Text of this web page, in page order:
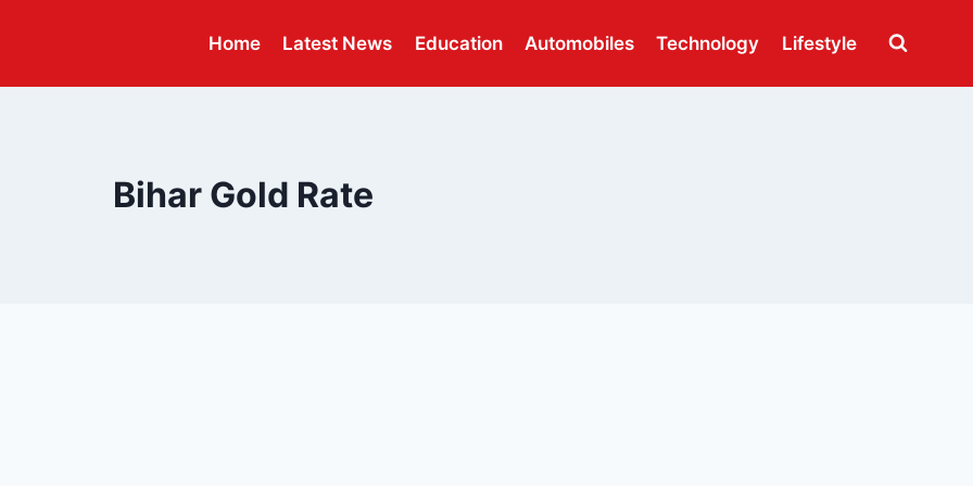
Home Latest News Education Automobiles Technology Lifestyle
Bihar Gold Rate